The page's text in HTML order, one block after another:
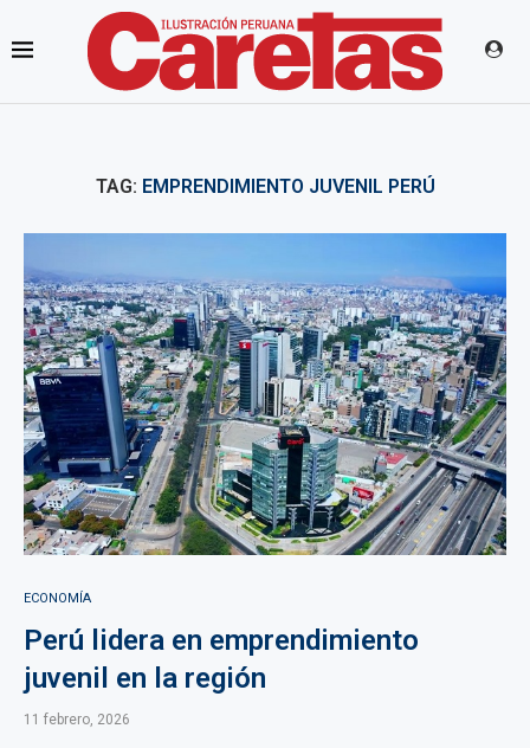
TAG: EMPRENDIMIENTO JUVENIL PERÚ
ECONOMÍA
Perú lidera en emprendimiento
juvenil en la región
11 febrero, 2026